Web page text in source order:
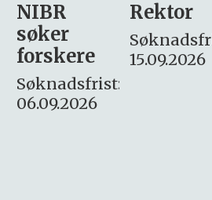
Rektor
Søknadsfrist:
15.09.2026
innen